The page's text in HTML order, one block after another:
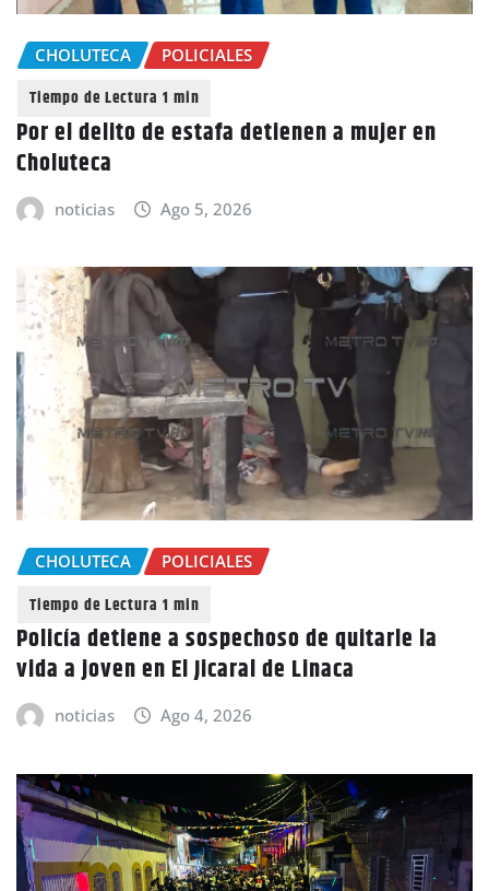
CHOLUTECA POLICIALES
Por el delito de estafa detienen a mujer en
Choluteca
noticias Ago 5, 2026
CHOLUTECA POLICIALES
Policía detiene a sospechoso de quitarle la
vida a joven en El Jicaral de Linaca
noticias Ago 4, 2026